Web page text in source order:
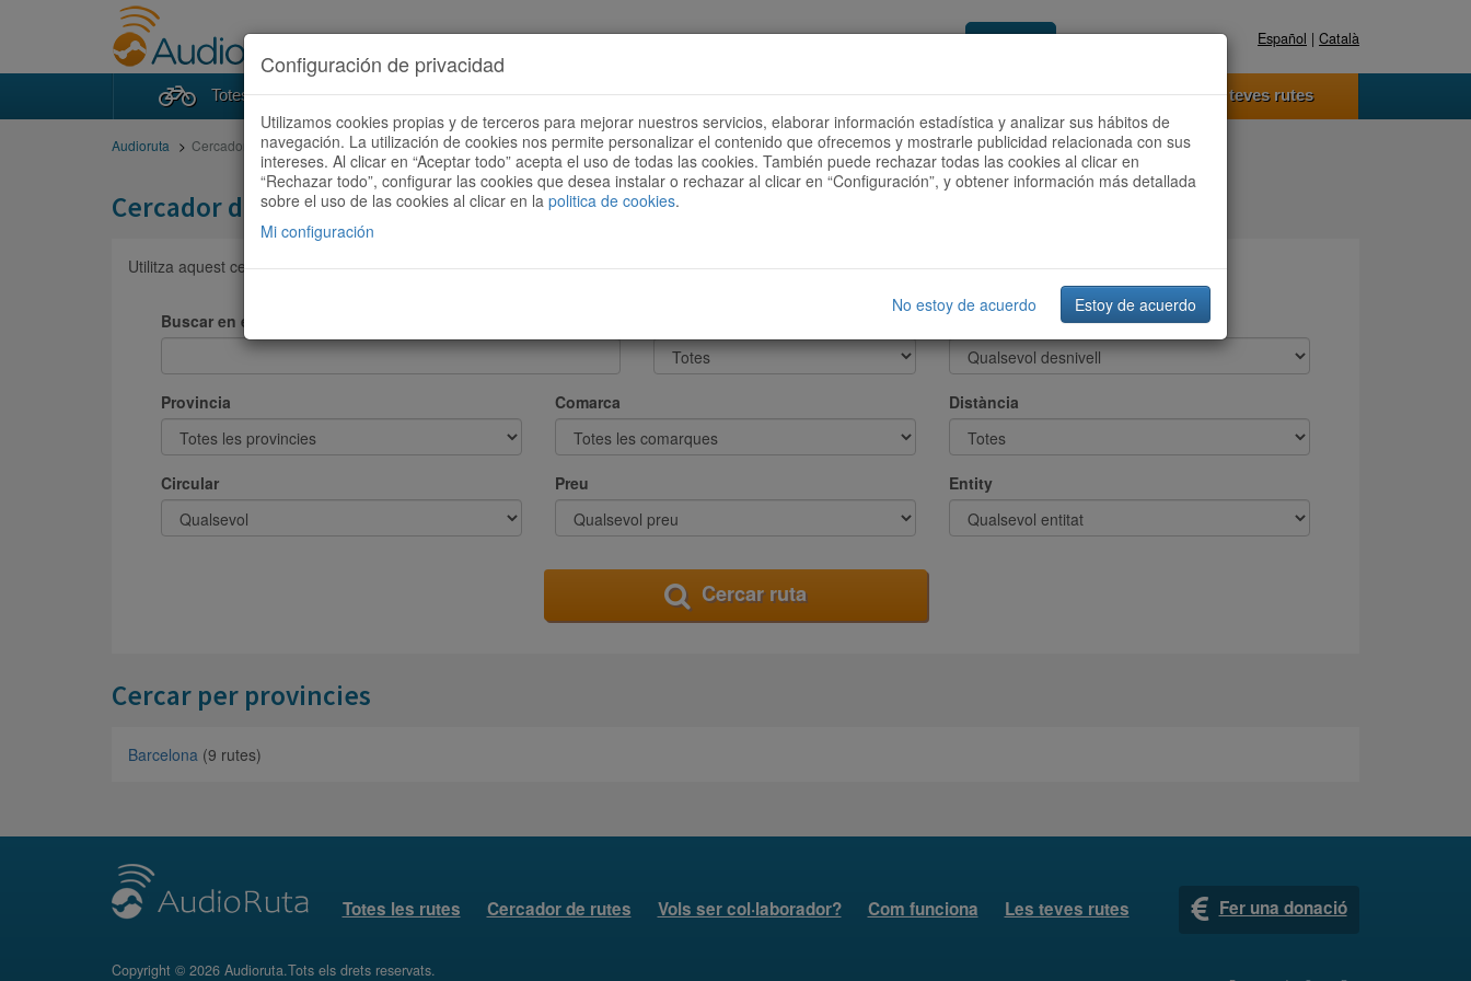
Accedeix Registra't ara Español | Català
Totes les rutes Cercador de rutes Vols ser col·laborador? Com funciona Les teves rutes
Audioruta Cercador de rutes
Cercador de rutes
Utilitza aquest cercador per trobar les rutes a Audioruta que millor s'adaptin a tu.
Buscar en el nom de la ruta: Desnivell positiu
Provincia Comarca Distància
Circular Preu Entity
Cercar ruta
Cercar per provincies
Barcelona (9 rutes)
Totes les rutes Cercador de rutes Vols ser col·laborador? Com funciona Les teves rutes Fer una donació
Copyright © 2026 Audioruta.Tots els drets reservats.
Configuración de privacidad
Utilizamos cookies propias y de terceros para mejorar nuestros servicios, elaborar información estadística y analizar sus hábitos de
navegación. La utilización de cookies nos permite personalizar el contenido que ofrecemos y mostrarle publicidad relacionada con sus
intereses. Al clicar en “Aceptar todo” acepta el uso de todas las cookies. También puede rechazar todas las cookies al clicar en
“Rechazar todo”, configurar las cookies que desea instalar o rechazar al clicar en “Configuración”, y obtener información más detallada
sobre el uso de las cookies al clicar en la politica de cookies.
Mi configuración
No estoy de acuerdo Estoy de acuerdo